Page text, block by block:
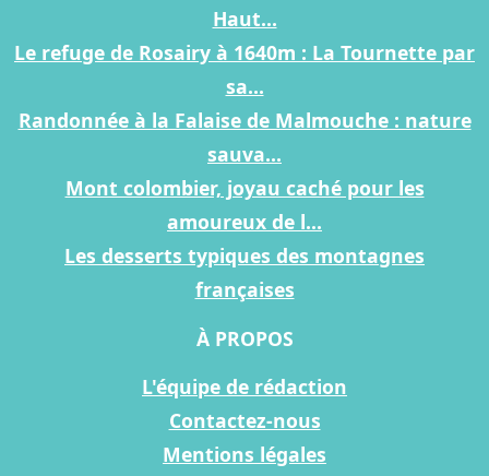
Haut...
Le refuge de Rosairy à 1640m : La Tournette par
sa...
Randonnée à la Falaise de Malmouche : nature
sauva...
Mont colombier, joyau caché pour les
amoureux de l...
Les desserts typiques des montagnes
françaises
À PROPOS
L'équipe de rédaction
Contactez-nous
Mentions légales